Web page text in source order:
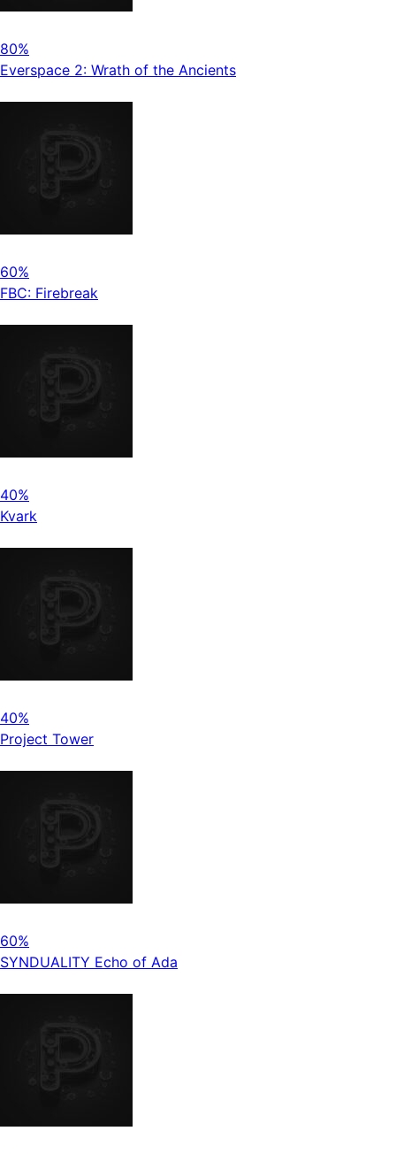
80%
Everspace 2: Wrath of the Ancients
60%
FBC: Firebreak
40%
Kvark
40%
Project Tower
60%
SYNDUALITY Echo of Ada